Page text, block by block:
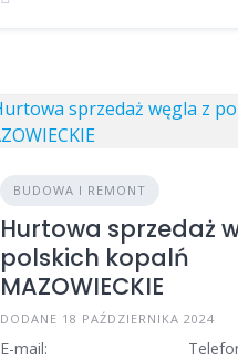
BUDOWA I REMONT
Hurtowa sprzedaż
polskich kopalń
MAZOWIECKIE
DODANE 18 PAŹDZIERNIKA 2024
E-mail: